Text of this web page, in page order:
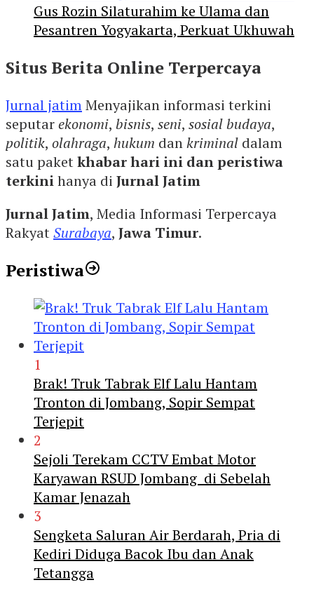
Gus Rozin Silaturahim ke Ulama dan
Pesantren Yogyakarta, Perkuat Ukhuwah
Situs Berita Online Terpercaya
Jurnal jatimMenyajikan informasi terkini
seputarekonomi, bisnis, seni, sosial budaya,
politik, olahraga, hukum dankriminal dalam
satu paketkhabar hari ini dan peristiwa
terkinihanya di Jurnal Jatim
Jurnal Jatim, Media Informasi Terpercaya
RakyatSurabaya, Jawa Timur.
Peristiwa
1
Brak! Truk Tabrak Elf Lalu Hantam
Tronton di Jombang, Sopir Sempat
Terjepit
2
Sejoli Terekam CCTV Embat Motor
Karyawan RSUD Jombang di Sebelah
Kamar Jenazah
3
Sengketa Saluran Air Berdarah, Pria di
Kediri Diduga Bacok Ibu dan Anak
Tetangga